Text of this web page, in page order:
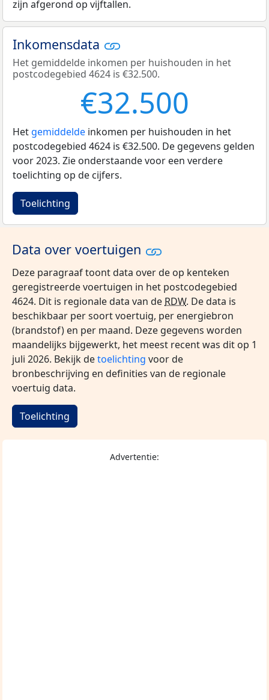
zijn afgerond op vijftallen.
Inkomensdata
Het gemiddelde inkomen per huishouden in het
postcodegebied 4624 is €32.500.
€32.500
Het gemiddelde inkomen per huishouden in het
postcodegebied 4624 is €32.500. De gegevens gelden
voor 2023. Zie onderstaande voor een verdere
toelichting op de cijfers.
Toelichting
Data over voertuigen
Deze paragraaf toont data over de op kenteken
geregistreerde voertuigen in het postcodegebied
4624. Dit is regionale data van de RDW. De data is
beschikbaar per soort voertuig, per energiebron
(brandstof) en per maand. Deze gegevens worden
maandelijks bijgewerkt, het meest recent was dit op 1
juli 2026. Bekijk detoelichting voor de
bronbeschrijving en definities van de regionale
voertuig data.
Toelichting
Advertentie: